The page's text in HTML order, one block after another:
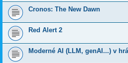
Cronos: The New Dawn
Red Alert 2
Moderné AI (LLM, genAI...) v